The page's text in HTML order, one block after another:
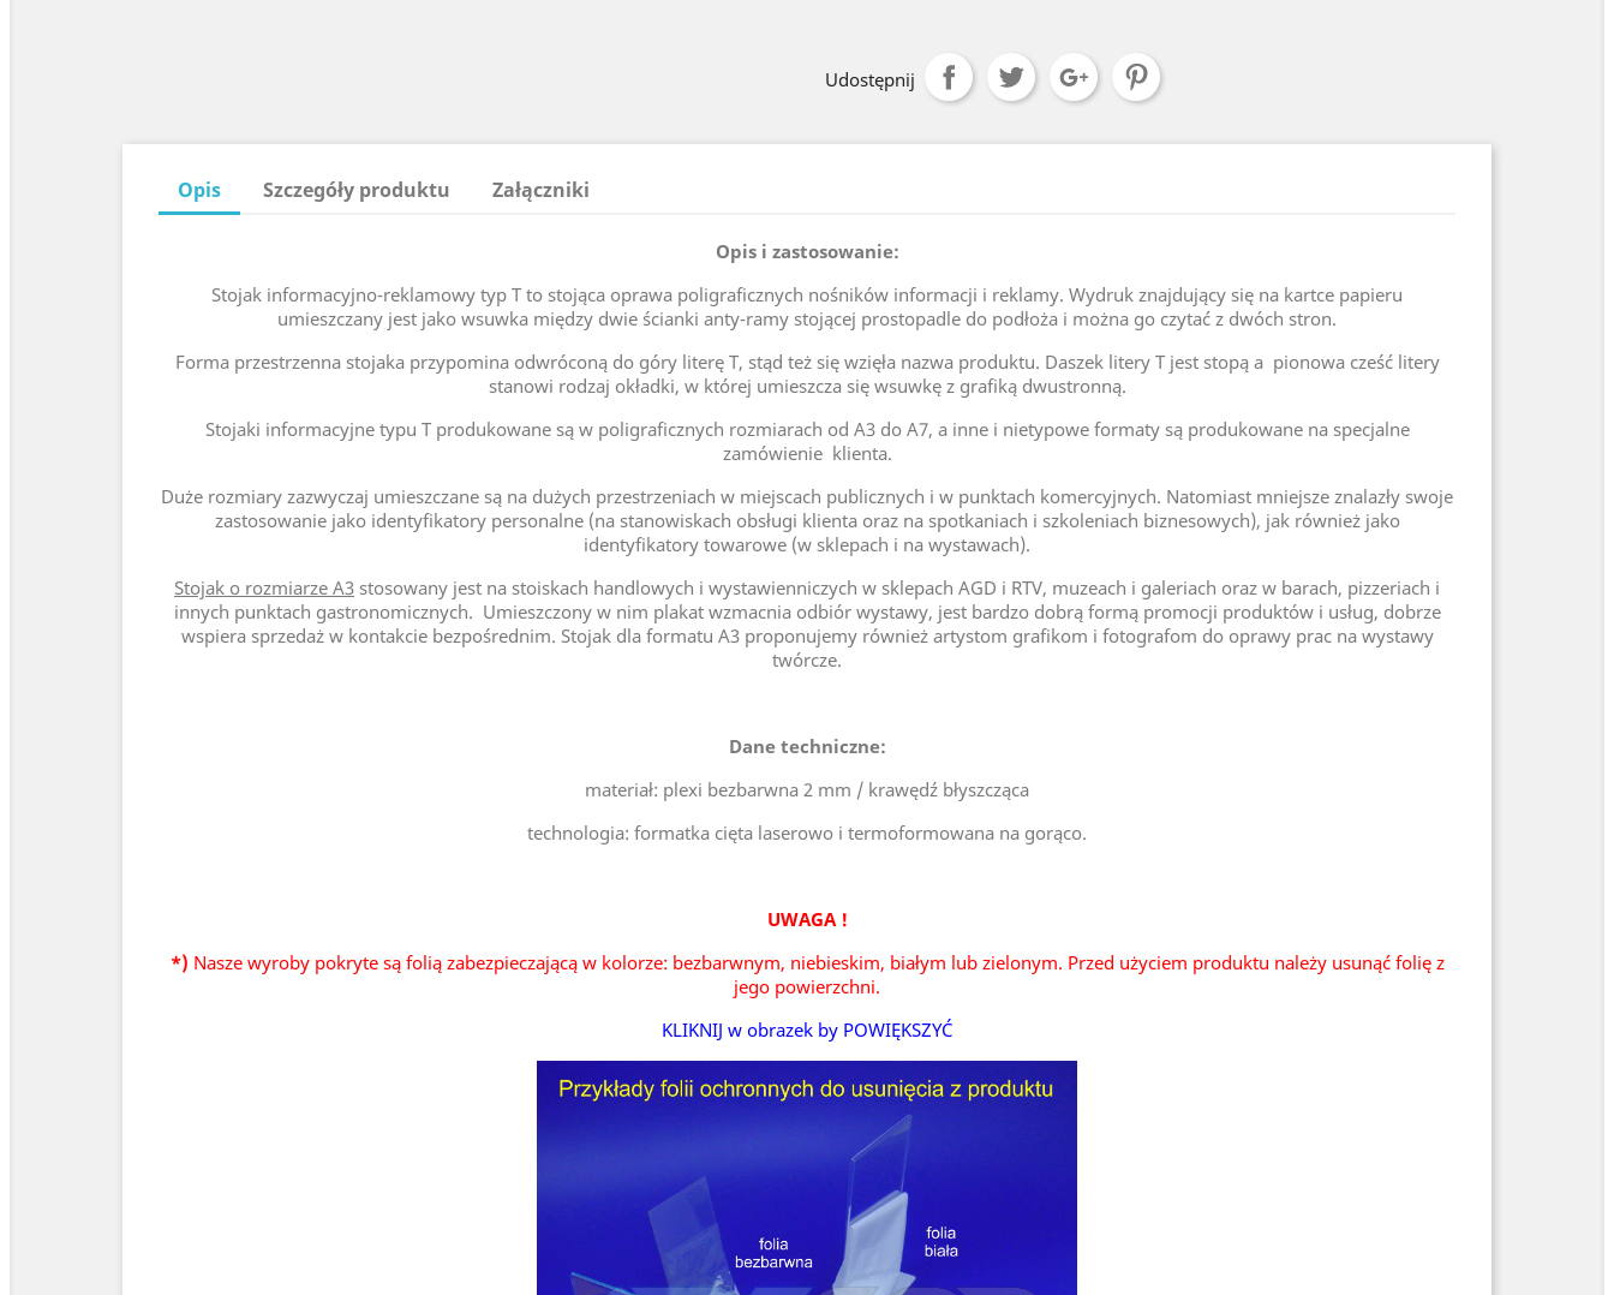
Udostępnij
Opis Szczegóły produktu Załączniki
Opis i zastosowanie:
Stojak informacyjno-reklamowy typ T to stojąca oprawa poligraficznych nośników informacji i reklamy. Wydruk znajdujący się na kartce papieru
umieszczany jest jako wsuwka między dwie ścianki anty-ramy stojącej prostopadle do podłoża i można go czytać z dwóch stron.
Forma przestrzenna stojaka przypomina odwróconą do góry literę T, stąd też się wzięła nazwa produktu. Daszek litery T jest stopą a pionowa cześć litery
stanowi rodzaj okładki, w której umieszcza się wsuwkę z grafiką dwustronną.
Stojaki informacyjne typu T produkowane są w poligraficznych rozmiarach od A3 do A7, a inne i nietypowe formaty są produkowane na specjalne
zamówienie klienta.
Duże rozmiary zazwyczaj umieszczane są na dużych przestrzeniach w miejscach publicznych i w punktach komercyjnych. Natomiast mniejsze znalazły swoje
zastosowanie jako identyfikatory personalne (na stanowiskach obsługi klienta oraz na spotkaniach i szkoleniach biznesowych), jak również jako
identyfikatory towarowe (w sklepach i na wystawach).
Stojak o rozmiarze A3 stosowany jest na stoiskach handlowych i wystawienniczych w sklepach AGD i RTV, muzeach i galeriach oraz w barach, pizzeriach i
innych punktach gastronomicznych. Umieszczony w nim plakat wzmacnia odbiór wystawy, jest bardzo dobrą formą promocji produktów i usług, dobrze
wspiera sprzedaż w kontakcie bezpośrednim. Stojak dla formatu A3 proponujemy również artystom grafikom i fotografom do oprawy prac na wystawy
twórcze.
Dane techniczne:
materiał: plexi bezbarwna 2 mm / krawędź błyszcząca
technologia: formatka cięta laserowo i termoformowana na gorąco.
UWAGA !
*) Nasze wyroby pokryte są folią zabezpieczającą w kolorze: bezbarwnym, niebieskim, białym lub zielonym. Przed użyciem produktu należy usunąć folię z
jego powierzchni.
KLIKNIJ w obrazek by POWIĘKSZYĆ